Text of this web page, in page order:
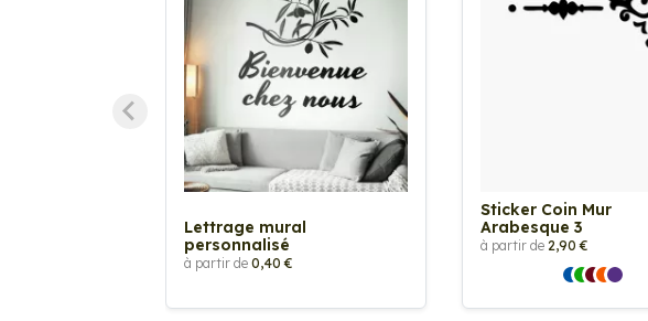
Lettrage mural
personnalisé
à partir de 0,40 €
Sticker Coin Mur
Arabesque 3
à partir de 2,90 €